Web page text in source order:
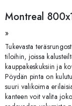
Montreal
»
Tukevasta
tiloihin, joissa
kauppakeskuksiin ja
Pöydän pinta on
suuri valikoima
kanteen voit valita